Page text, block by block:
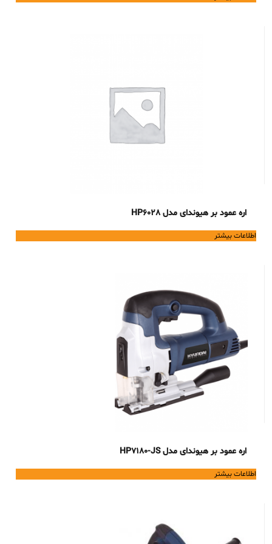
اره عمود بر هیوندای مدل HP6028
اطلاعات بیشتر
اره عمود بر هیوندای مدل HP7180-JS
اطلاعات بیشتر